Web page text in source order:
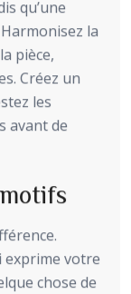
qu’une
la
pièce,
Créez un
les
avant de
exprime votre
chose de